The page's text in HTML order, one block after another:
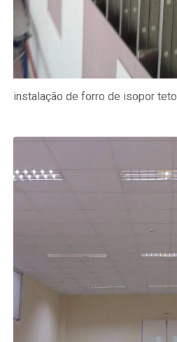
instalação de forro de isopor teto